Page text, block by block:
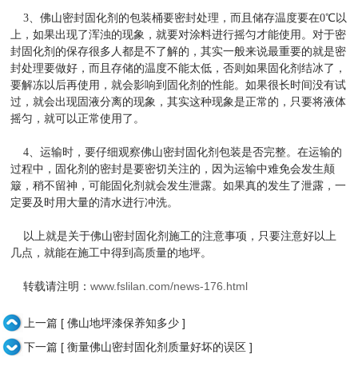
3、佛山密封固化剂的包装桶要密封处理，而且储存温度要在0℃以
上，如果出现了浑浊的现象，就要对涂料进行摇匀才能使用。对于密
封固化剂的保存很多人都是不了解的，其实一般来说最重要的就是密
封处理要做好，而且存储的温度不能太低，否则如果固化剂结冰了，
要解冻以后再使用，就会影响到固化剂的性能。如果很长时间没有试
过，就会出现固液分离的现象，其实这种现象是正常的，只要将液体
摇匀，就可以正常使用了。
4、运输时，要仔细观察佛山密封固化剂包装是否完整。在运输的
过程中，固化剂的密封是要密切关注的，因为运输中难免会发生颠
簸，稍不留神，可能固化剂就会发生泄露。如果真的发生了泄露，一
定要及时用大量的清水进行冲洗。
以上就是关于佛山密封固化剂施工的注意事项，只要注意好以上
几点，就能在施工中得到高质量的地坪。
转载请注明：www.fslilan.com/news-176.html
上一篇 [ 佛山地坪漆保养知多少 ]
下一篇 [ 衡量佛山密封固化剂质量好坏的误区 ]